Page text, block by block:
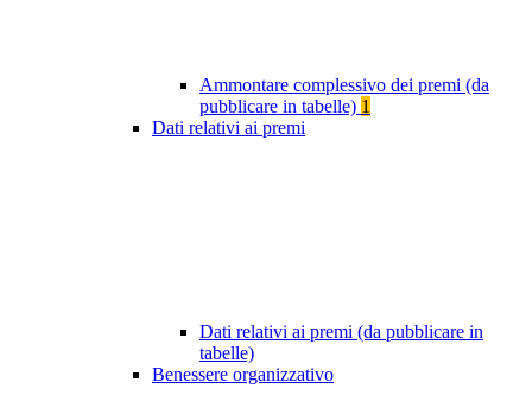
Ammontare complessivo dei premi (da
pubblicare in tabelle) 1
Dati relativi ai premi
Dati relativi ai premi (da pubblicare in
tabelle)
Benessere organizzativo